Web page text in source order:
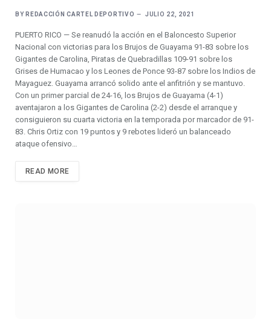
BY REDACCIÓN CARTEL DEPORTIVO JULIO 22, 2021
PUERTO RICO — Se reanudó la acción en el Baloncesto Superior
Nacional con victorias para los Brujos de Guayama 91-83 sobre los
Gigantes de Carolina, Piratas de Quebradillas 109-91 sobre los
Grises de Humacao y los Leones de Ponce 93-87 sobre los Indios de
Mayaguez. Guayama arrancó solido ante el anfitrión y se mantuvo.
Con un primer parcial de 24-16, los Brujos de Guayama (4-1)
aventajaron a los Gigantes de Carolina (2-2) desde el arranque y
consiguieron su cuarta victoria en la temporada por marcador de 91-
83. Chris Ortiz con 19 puntos y 9 rebotes lideró un balanceado
ataque ofensivo…
READ MORE